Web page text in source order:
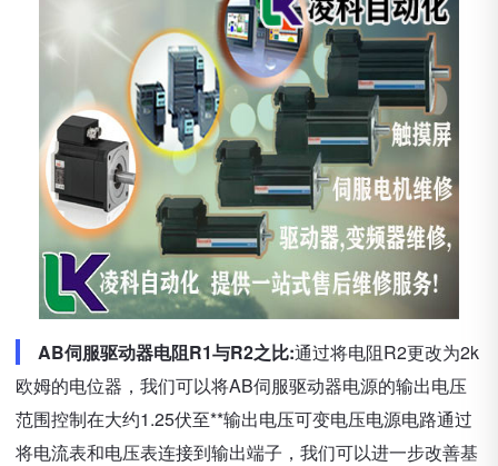
AB伺服驱动器电阻R1与R2之比:通过将电阻R2更改为2k
欧姆的电位器，我们可以将AB伺服驱动器电源的输出电压
范围控制在大约1.25伏至**输出电压可变电压电源电路通过
将电流表和电压表连接到输出端子，我们可以进一步改善基